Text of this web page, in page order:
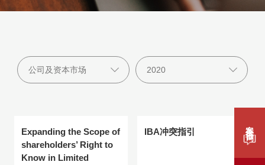
Expanding the Scope of
shareholders’ Right to
Know in Limited
IBA冲突指引